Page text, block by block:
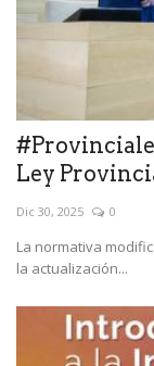
Ley
Dic 30, 2025 0
La normativa
la actualización...